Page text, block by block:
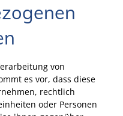
von
es vor, dass diese
rechtlich
oder Personen